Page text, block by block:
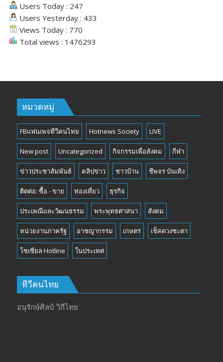
Users Today : 247
Users Yesterday : 433
Views Today : 770
Total views : 1476293
หมวดหมู่
FBแฟนเพจทีวีคนไทย Hotnews Society LIVE
New post Uncategorized กิจกรรมเพื่อสังคม กีฬา
ข่าวประชาสัมพันธ์ คลิปข่าว ชาวบ้าน ชีพจร บันเทิง
ติดต่อ: ซื้อ - ขาย ท่องเที่ยว ธุรกิจ
ประเพณีและวัฒนธรรม พระพุทธศาสนา สังคม
หน่วยงานภาครัฐ อาชญากรรม เกษตร เช็คดวงชะตา
โซเซียล Hotline ในประเทศ
ทีวีคนไทย
อนุรักษ์ศิลป์ วิถีไทย